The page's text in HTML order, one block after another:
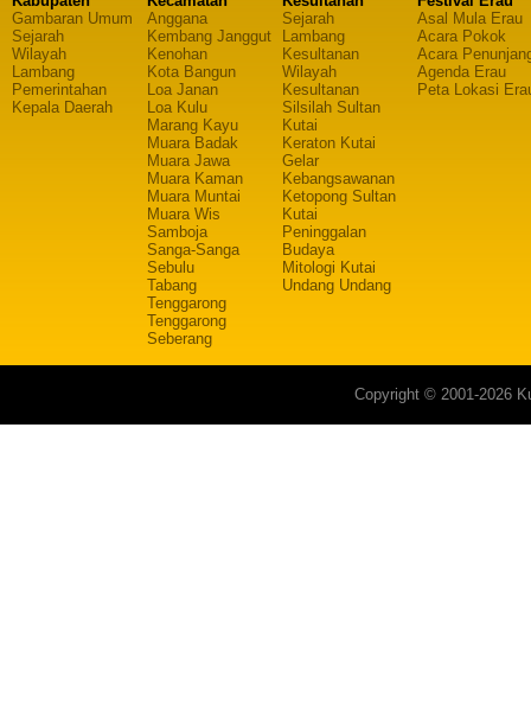
Gambaran Umum
Sejarah
Wilayah
Lambang
Pemerintahan
Kepala Daerah
Anggana
Kembang Janggut
Kenohan
Kota Bangun
Loa Janan
Loa Kulu
Marang Kayu
Muara Badak
Muara Jawa
Muara Kaman
Muara Muntai
Muara Wis
Samboja
Sanga-Sanga
Sebulu
Tabang
Tenggarong
Tenggarong
Seberang
Sejarah
Lambang
Kesultanan
Wilayah
Kesultanan
Silsilah Sultan
Kutai
Keraton Kutai
Gelar
Kebangsawanan
Ketopong Sultan
Kutai
Peninggalan
Budaya
Mitologi Kutai
Undang Undang
Asal Mula Erau
Acara Pokok
Acara
Agenda Erau
Peta Lokasi
Copyright © 2001-2026